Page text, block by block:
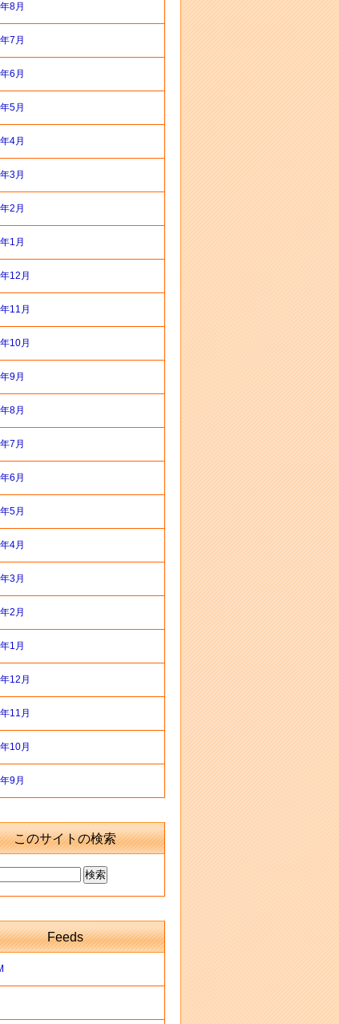
8月
7月
6月
5月
4月
3月
2月
1月
12月
11月
10月
9月
8月
7月
6月
5月
4月
3月
2月
1月
12月
11月
10月
9月
このサイトの検索
Feeds